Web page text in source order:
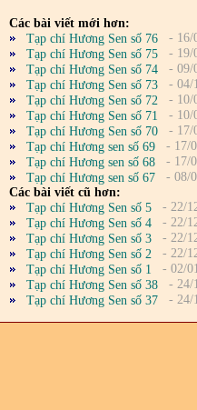
Các bài viết mới hơn:
Tạp chí Hương Sen số 76
- 16/
Tạp chí Hương Sen số 75
- 19/
Tạp chí Hương Sen số 74
- 09/
Tạp chí Hương Sen số 73
- 04/
Tạp chí Hương Sen số 72
- 10/
Tạp chí Hương Sen số 71
- 10/
Tạp chí Hương Sen số 70
- 17/
Tạp chí Hương sen số 69
- 17/
Tạp chí Hương sen số 68
- 17/
Tạp chí Hương sen số 67
- 08/
Các bài viết cũ hơn:
Tạp chí Hương Sen số 5
- 22/
Tạp chí Hương Sen số 4
- 22/
Tạp chí Hương Sen số 3
- 22/
Tạp chí Hương Sen số 2
- 22/
Tạp chí Hương Sen số 1
- 02/
Tạp chí Hương Sen số 38
- 24/
Tạp chí Hương Sen số 37
- 24/